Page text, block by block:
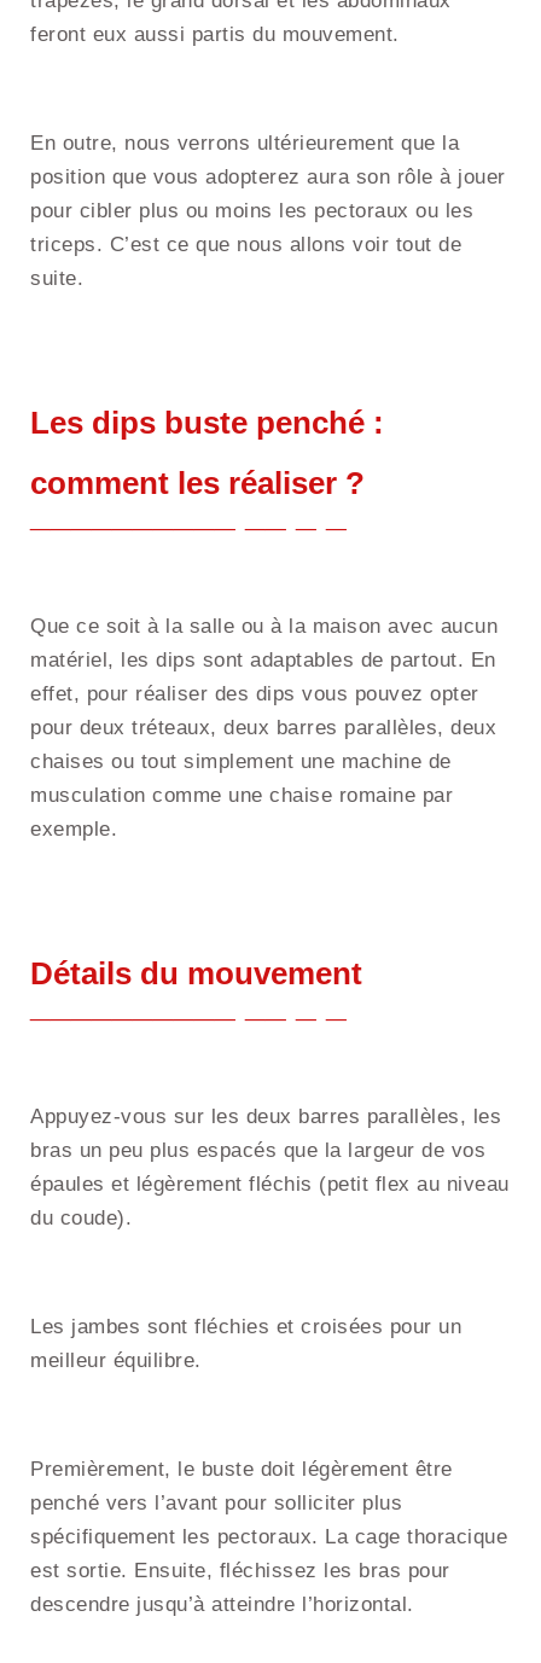
feront eux aussi partis du mouvement.
En outre, nous verrons ultérieurement que la
position que vous adopterez aura son rôle à jouer
pour cibler plus ou moins les pectoraux ou les
triceps. C’est ce que nous allons voir tout de
suite.
Les dips buste penché :
comment les réaliser ?
Que ce soit à la salle ou à la maison avec aucun
matériel, les dips sont adaptables de partout. En
effet, pour réaliser des dips vous pouvez opter
pour deux tréteaux, deux barres parallèles, deux
chaises ou tout simplement une machine de
musculation comme une chaise romaine par
exemple.
Détails du mouvement
Appuyez-vous sur les deux barres parallèles, les
bras un peu plus espacés que la largeur de vos
épaules et légèrement fléchis (petit flex au niveau
du coude).
Les jambes sont fléchies et croisées pour un
meilleur équilibre.
Premièrement, le buste doit légèrement être
penché vers l’avant pour solliciter plus
spécifiquement les pectoraux. La cage thoracique
est sortie. Ensuite, fléchissez les bras pour
descendre jusqu’à atteindre l’horizontal.